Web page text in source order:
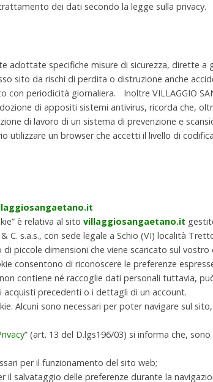
dei dati secondo la legge sulla privacy.
adottate specifiche misure di sicurezza, dirette a
sito da rischi di perdita o distruzione anche
periodicità giornaliera. Inoltre VILLAGGIO SAN
di appositi sistemi antivirus, ricorda che,
di lavoro di un sistema di prevenzione e
utilizzare un browser che accetti il livello di
è relativa al sito villaggiosangaetano.it
& C. s.a.s., con sede legale a Schio (VI) località
piccole dimensioni che viene scaricato sul
consentono di riconoscere le preferenze
contiene né raccoglie dati personali tuttavia,
precedenti o i dettagli di un account.
Alcuni sono necessari per poter navigare sul
” (art. 13 del D.lgs196/03) si informa che,
per il funzionamento del sito web;
il salvataggio delle preferenze durante la